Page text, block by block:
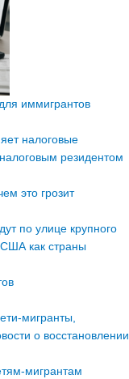
иммигрантов
это грозит
мигрантам